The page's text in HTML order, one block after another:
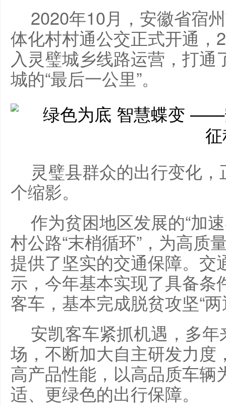
2020年10月，安徽省宿
体化村村通公交正式开通，
入灵璧城乡线路运营，打
城的“最后一公里”。
灵璧县群众的出行变化
个缩影。
作为贫困地区发展的“加
村公路“末梢循环”，为高质
提供了坚实的交通保障。交
示，今年基本实现了具备
客车，基本完成脱贫攻坚“
安凯客车紧抓机遇，多
场，不断加大自主研发力度
高产品性能，以高品质车辆
适、更绿色的出行保障。